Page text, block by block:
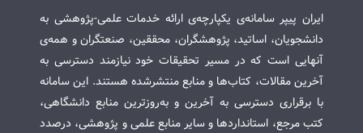
ایران پیپر سامانه‌ی یکپارچه‌ی ارائه خدمات علمی-پژوهشی به
دانشجویان، اساتید، پژوهشگران، محققین، صنعتگران و همه‌ی
آنهایی است که در مسیر تحقیقات خود نیازمند دسترسی به
آخرین مقالات، کتاب‌ها و منابع منتشرشده هستند. این سامانه
با برقراری دسترسی به آخرین و به‌روزترین منابع دانشگاهی،
کتب مرجع، استانداردها و سایر منابع علمی و پژوهشی، درصدد